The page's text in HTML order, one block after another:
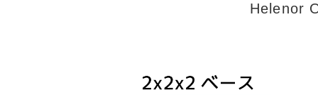
Helenor